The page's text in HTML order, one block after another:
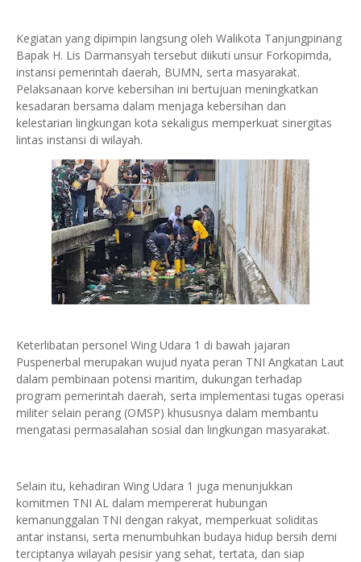
Kegiatan yang dipimpin langsung oleh Walikota Tanjungpinang
Bapak H. Lis Darmansyah tersebut diikuti unsur Forkopimda,
instansi pemerintah daerah, BUMN, serta masyarakat.
Pelaksanaan korve kebersihan ini bertujuan meningkatkan
kesadaran bersama dalam menjaga kebersihan dan
kelestarian lingkungan kota sekaligus memperkuat sinergitas
lintas instansi di wilayah.
Keterlibatan personel Wing Udara 1 di bawah jajaran
Puspenerbal merupakan wujud nyata peran TNI Angkatan Laut
dalam pembinaan potensi maritim, dukungan terhadap
program pemerintah daerah, serta implementasi tugas operasi
militer selain perang (OMSP) khususnya dalam membantu
mengatasi permasalahan sosial dan lingkungan masyarakat.
Selain itu, kehadiran Wing Udara 1 juga menunjukkan
komitmen TNI AL dalam mempererat hubungan
kemanunggalan TNI dengan rakyat, memperkuat soliditas
antar instansi, serta menumbuhkan budaya hidup bersih demi
terciptanya wilayah pesisir yang sehat, tertata, dan siap